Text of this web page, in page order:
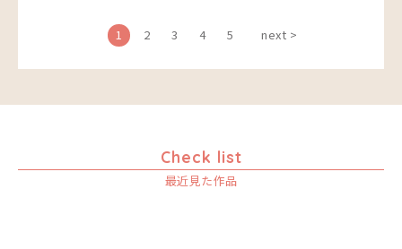
1 2 3 4 5 next >
Check list
最近見た作品